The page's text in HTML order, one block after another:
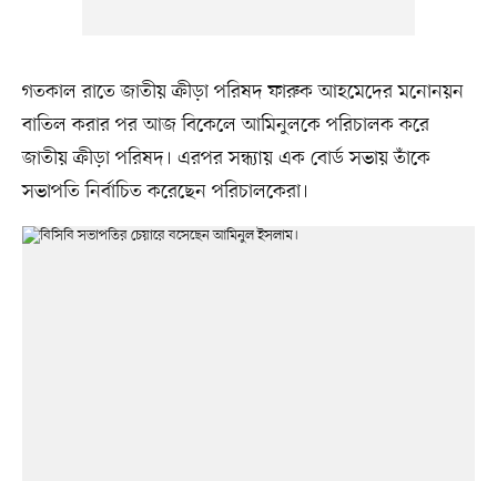
গতকাল রাতে জাতীয় ক্রীড়া পরিষদ ফারুক আহমেদের মনোনয়ন
বাতিল করার পর আজ বিকেলে আমিনুলকে পরিচালক করে
জাতীয় ক্রীড়া পরিষদ। এরপর সন্ধ্যায় এক বোর্ড সভায় তাঁকে
সভাপতি নির্বাচিত করেছেন পরিচালকেরা।